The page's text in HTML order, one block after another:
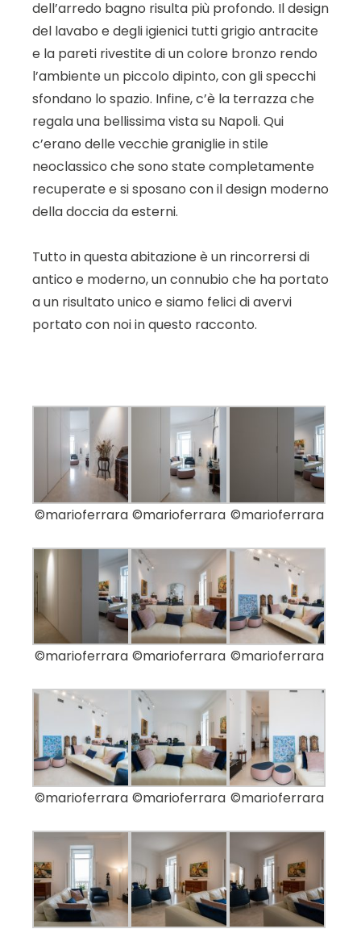
dell’arredo bagno risulta più profondo. Il design
del lavabo e degli igienici tutti grigio antracite
e la pareti rivestite di un colore bronzo rendo
l’ambiente un piccolo dipinto, con gli specchi
sfondano lo spazio. Infine, c’è la terrazza che
regala una bellissima vista su Napoli. Qui
c’erano delle vecchie graniglie in stile
neoclassico che sono state completamente
recuperate e si sposano con il design moderno
della doccia da esterni.
Tutto in questa abitazione è un rincorrersi di
antico e moderno, un connubio che ha portato
a un risultato unico e siamo felici di avervi
portato con noi in questo racconto.
©marioferrara ©marioferrara ©marioferrara
©marioferrara ©marioferrara ©marioferrara
©marioferrara ©marioferrara ©marioferrara